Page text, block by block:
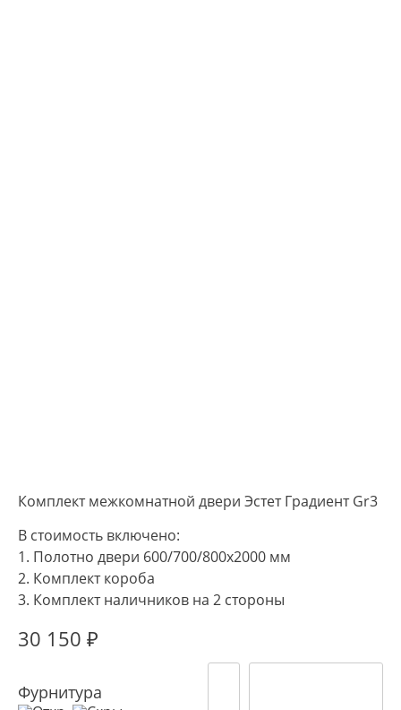
Комплект межкомнатной двери Эстет Градиент Gr3
В стоимость включено:
1. Полотно двери 600/700/800х2000 мм
2. Комплект короба
3. Комплект наличников на 2 стороны
30 150 ₽
Фурнитура